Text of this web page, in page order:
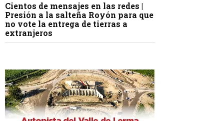
Cientos de mensajes en las redes |
Presión a la salteña Royón para que
no vote la entrega de tierras a
extranjeros